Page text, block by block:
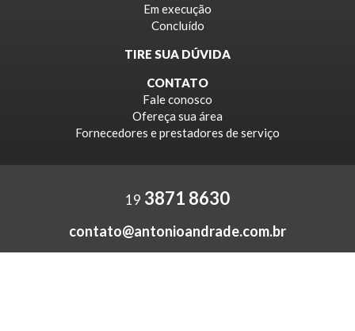
Em execução
Concluído
TIRE SUA DÚVIDA
CONTATO
Fale conosco
Ofereça sua área
Fornecedores e prestadores de serviço
19 3871 8630
contato@antonioandrade.com.br